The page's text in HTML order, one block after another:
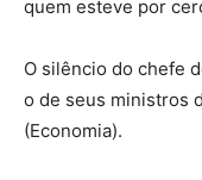
quem esteve por
O silêncio do chefe
o de seus ministros
(Economia).